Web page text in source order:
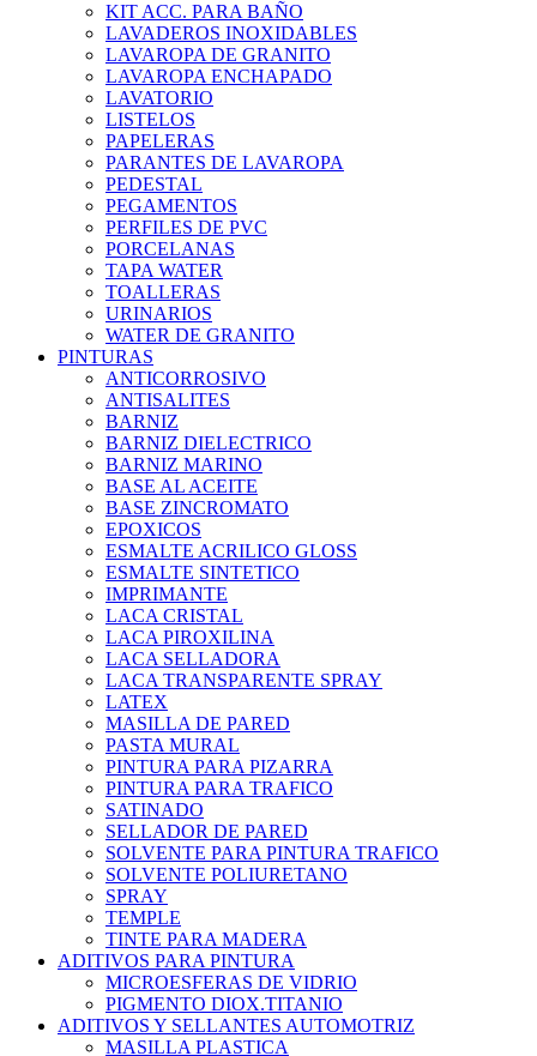
KIT ACC. PARA BAÑO
LAVADEROS INOXIDABLES
LAVAROPA DE GRANITO
LAVAROPA ENCHAPADO
LAVATORIO
LISTELOS
PAPELERAS
PARANTES DE LAVAROPA
PEDESTAL
PEGAMENTOS
PERFILES DE PVC
PORCELANAS
TAPA WATER
TOALLERAS
URINARIOS
WATER DE GRANITO
PINTURAS
ANTICORROSIVO
ANTISALITES
BARNIZ
BARNIZ DIELECTRICO
BARNIZ MARINO
BASE AL ACEITE
BASE ZINCROMATO
EPOXICOS
ESMALTE ACRILICO GLOSS
ESMALTE SINTETICO
IMPRIMANTE
LACA CRISTAL
LACA PIROXILINA
LACA SELLADORA
LACA TRANSPARENTE SPRAY
LATEX
MASILLA DE PARED
PASTA MURAL
PINTURA PARA PIZARRA
PINTURA PARA TRAFICO
SATINADO
SELLADOR DE PARED
SOLVENTE PARA PINTURA TRAFICO
SOLVENTE POLIURETANO
SPRAY
TEMPLE
TINTE PARA MADERA
ADITIVOS PARA PINTURA
MICROESFERAS DE VIDRIO
PIGMENTO DIOX.TITANIO
ADITIVOS Y SELLANTES AUTOMOTRIZ
MASILLA PLASTICA